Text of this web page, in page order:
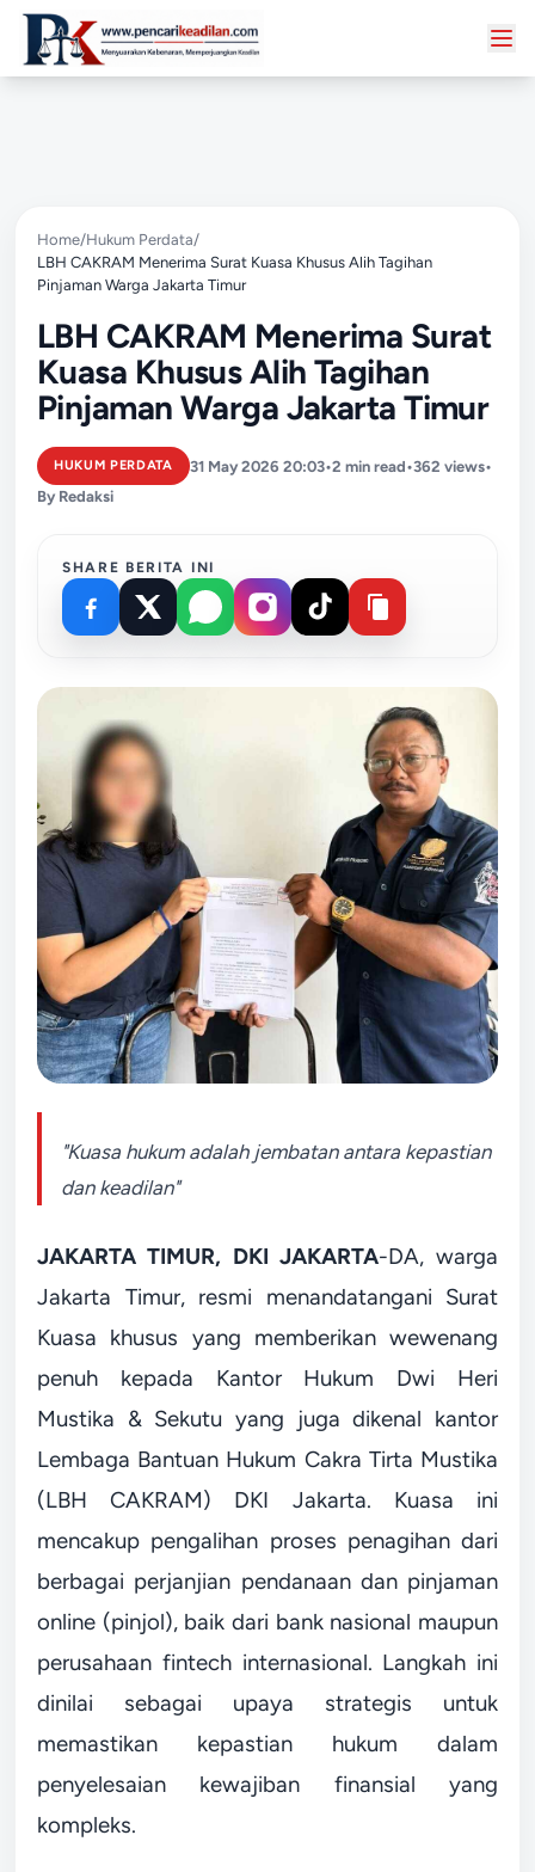
Home/Hukum Perdata/
LBH CAKRAM Menerima Surat Kuasa Khusus Alih Tagihan
Pinjaman Warga Jakarta Timur
LBH CAKRAM Menerima Surat
Kuasa Khusus Alih Tagihan
Pinjaman Warga Jakarta Timur
HUKUM PERDATA 31 May 2026 20:03•2 min read•362 views•
By Redaksi
SHARE BERITA INI
"Kuasa hukum adalah jembatan antara kepastian
dan keadilan"
JAKARTA TIMUR, DKI JAKARTA-DA, warga
Jakarta Timur, resmi menandatangani Surat
Kuasa khusus yang memberikan wewenang
penuh kepada Kantor Hukum Dwi Heri
Mustika & Sekutu yang juga dikenal kantor
Lembaga Bantuan Hukum Cakra Tirta Mustika
(LBH CAKRAM) DKI Jakarta. Kuasa ini
mencakup pengalihan proses penagihan dari
berbagai perjanjian pendanaan dan pinjaman
online (pinjol), baik dari bank nasional maupun
perusahaan fintech internasional. Langkah ini
dinilai sebagai upaya strategis untuk
memastikan kepastian hukum dalam
penyelesaian kewajiban finansial yang
kompleks.